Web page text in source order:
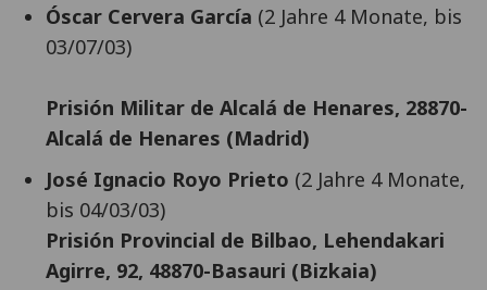
Óscar Cervera García (2 Jahre 4 Monate, bis
03/07/03)
Prisión Militar de Alcalá de Henares, 28870-
Alcalá de Henares (Madrid)
José Ignacio Royo Prieto (2 Jahre 4 Monate,
bis 04/03/03)
Prisión Provincial de Bilbao, Lehendakari
Agirre, 92, 48870-Basauri (Bizkaia)